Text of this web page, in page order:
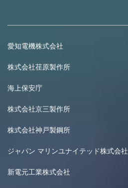
愛知電機株式会社
株式会社荏原製作所
海上保安庁
株式会社京三製作所
株式会社神戸製鋼所
ジャパン マリンユナイテッド株式会社
新電元工業株式会社